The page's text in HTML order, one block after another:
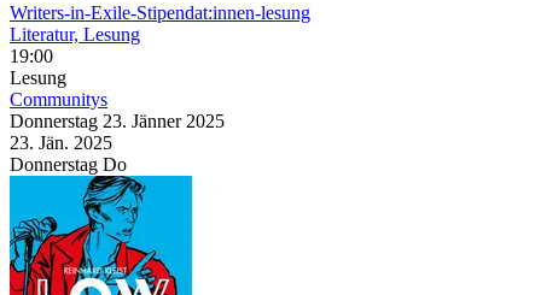
Writers-in-Exile-Stipendat:innen-lesung
Literatur, Lesung
19:00
Lesung
Communitys
Donnerstag 23. Jänner 2025
23. Jän. 2025
Donnerstag Do